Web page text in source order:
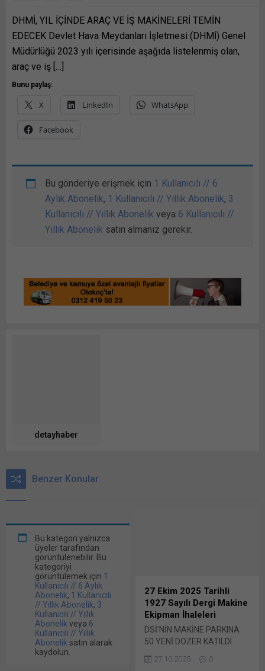
DHMİ, YIL İÇİNDE ARAÇ VE İŞ MAKİNELERİ TEMİN
EDECEK Devlet Hava Meydanları İşletmesi (DHMİ) Genel
Müdürlüğü 2023 yılı içerisinde aşağıda listelenmiş olan,
araç ve iş […]
Bunu paylaş:
X LinkedIn WhatsApp
Facebook
Bu gönderiye erişmek için 1 Kullanıcılı // 6
Aylık Abonelik, 1 Kullanıcılı // Yıllık Abonelik, 3
Kullanıcılı // Yıllık Abonelik veya 6 Kullanıcılı //
Yıllık Abonelik satın almanız gerekir.
detayhaber
Benzer Konular
Bu kategori yalnızca
üyeler tarafından
görüntülenebilir. Bu
kategoriyi
görüntülemek için 1
Kullanıcılı // 6 Aylık
Abonelik, 1 Kullanıcılı
// Yıllık Abonelik, 3
Kullanıcılı // Yıllık
Abonelik veya 6
Kullanıcılı // Yıllık
Abonelik satın alarak
kaydolun.
27 Ekim 2025 Tarihli
1927 Sayılı Dergi Makine
Ekipman İhaleleri
DSİ’NİN MAKİNE PARKINA
50 YENİ DOZER KATILDI
Savunma Sanayi Başkanlığı
arasında imzalanan
27.10.2025 0